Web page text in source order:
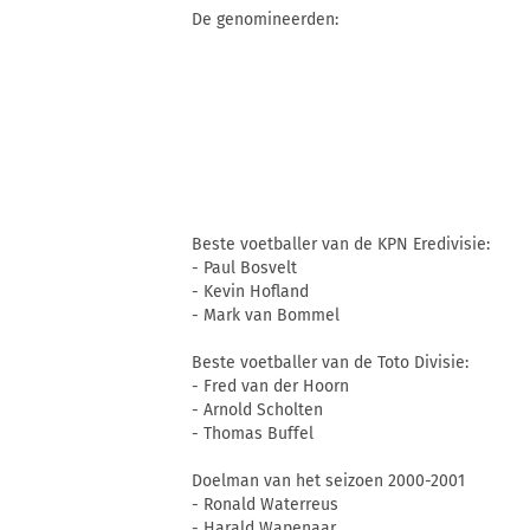
De genomineerden:
Beste voetballer van de KPN Eredivisie:
- Paul Bosvelt
- Kevin Hofland
- Mark van Bommel
Beste voetballer van de Toto Divisie:
- Fred van der Hoorn
- Arnold Scholten
- Thomas Buffel
Doelman van het seizoen 2000-2001
- Ronald Waterreus